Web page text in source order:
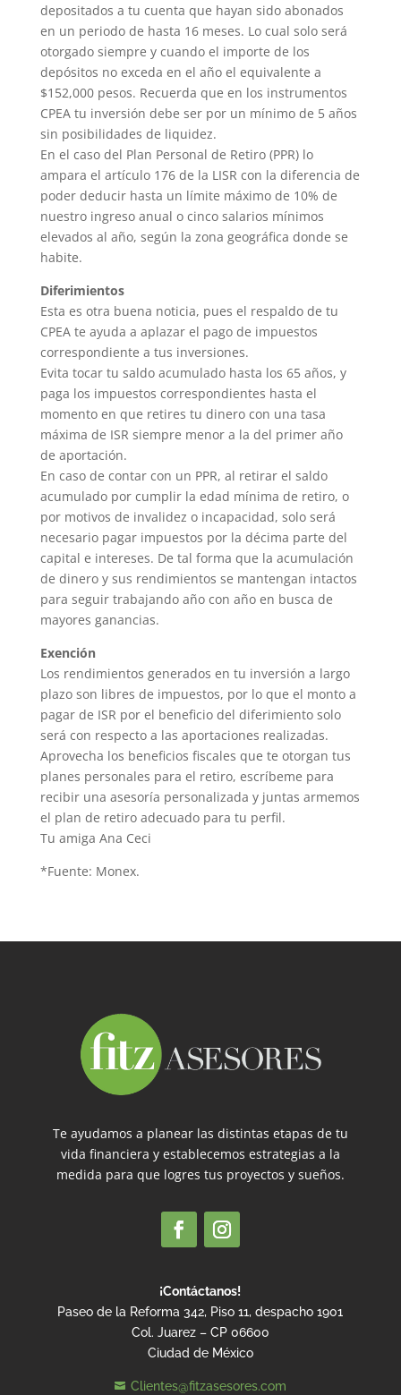
depositados a tu cuenta que hayan sido abonados
en un periodo de hasta 16 meses. Lo cual solo será
otorgado siempre y cuando el importe de los
depósitos no exceda en el año el equivalente a
$152,000 pesos. Recuerda que en los instrumentos
CPEA tu inversión debe ser por un mínimo de 5 años
sin posibilidades de liquidez.
En el caso del Plan Personal de Retiro (PPR) lo
ampara el artículo 176 de la LISR con la diferencia de
poder deducir hasta un límite máximo de 10% de
nuestro ingreso anual o cinco salarios mínimos
elevados al año, según la zona geográfica donde se
habite.
Diferimientos
Esta es otra buena noticia, pues el respaldo de tu
CPEA te ayuda a aplazar el pago de impuestos
correspondiente a tus inversiones.
Evita tocar tu saldo acumulado hasta los 65 años, y
paga los impuestos correspondientes hasta el
momento en que retires tu dinero con una tasa
máxima de ISR siempre menor a la del primer año
de aportación.
En caso de contar con un PPR, al retirar el saldo
acumulado por cumplir la edad mínima de retiro, o
por motivos de invalidez o incapacidad, solo será
necesario pagar impuestos por la décima parte del
capital e intereses. De tal forma que la acumulación
de dinero y sus rendimientos se mantengan intactos
para seguir trabajando año con año en busca de
mayores ganancias.
Exención
Los rendimientos generados en tu inversión a largo
plazo son libres de impuestos, por lo que el monto a
pagar de ISR por el beneficio del diferimiento solo
será con respecto a las aportaciones realizadas.
Aprovecha los beneficios fiscales que te otorgan tus
planes personales para el retiro, escríbeme para
recibir una asesoría personalizada y juntas armemos
el plan de retiro adecuado para tu perfil.
Tu amiga Ana Ceci
*Fuente: Monex.
Te ayudamos a planear las distintas etapas de tu
vida financiera y establecemos estrategias a la
medida para que logres tus proyectos y sueños.
¡Contáctanos!
Paseo de la Reforma 342, Piso 11, despacho 1901
Col. Juarez – CP 06600
Ciudad de México
 Clientes@fitzasesores.com